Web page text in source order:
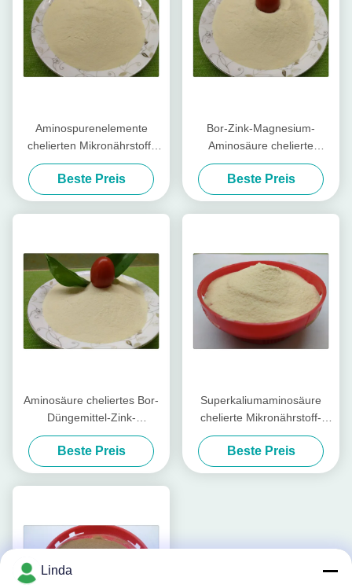
Aminospurenelemente
chelierten Mikronährstoff-
Düngemittel, organisches
Blatt- Düngemittel
Beste Preis
Bor-Zink-Magnesium-
Aminosäure chelierte
Mikronährstoff-hellgelbe
Pulver-Form
Beste Preis
Aminosäure cheliertes Bor-
Düngemittel-Zink-
Magnesium-wasserlösliches
Düngemittel
Beste Preis
Superkaliumaminosäure
chelierte Mikronährstoff-
Düngemittel mit
hydrolysierten Proteinen
Beste Preis
Linda